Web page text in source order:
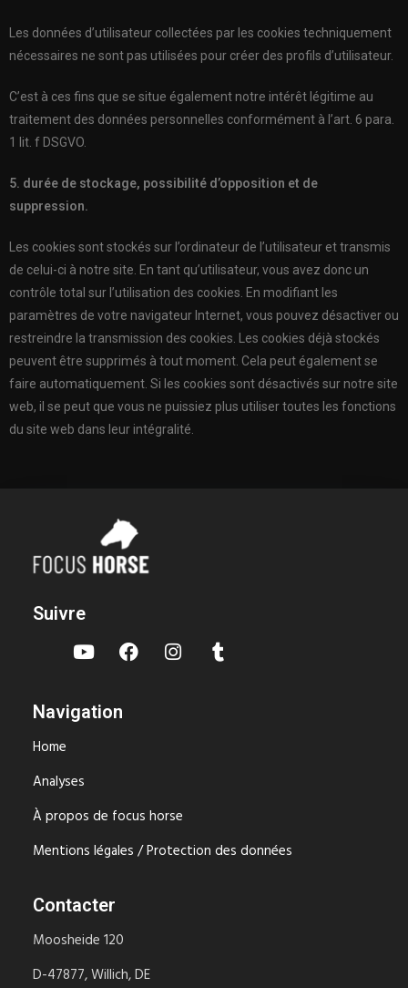
Les données d’utilisateur collectées par les cookies techniquement
nécessaires ne sont pas utilisées pour créer des profils d’utilisateur.
C’est à ces fins que se situe également notre intérêt légitime au
traitement des données personnelles conformément à l’art. 6 para.
1 lit. f DSGVO.
5. durée de stockage, possibilité d’opposition et de
suppression.
Les cookies sont stockés sur l’ordinateur de l’utilisateur et transmis
de celui-ci à notre site. En tant qu’utilisateur, vous avez donc un
contrôle total sur l’utilisation des cookies. En modifiant les
paramètres de votre navigateur Internet, vous pouvez désactiver ou
restreindre la transmission des cookies. Les cookies déjà stockés
peuvent être supprimés à tout moment. Cela peut également se
faire automatiquement. Si les cookies sont désactivés sur notre site
web, il se peut que vous ne puissiez plus utiliser toutes les fonctions
du site web dans leur intégralité.
Suivre
Navigation
Home
Analyses
À propos de focus horse
Mentions légales / Protection des données
Contacter
Moosheide 120
D-47877, Willich, DE